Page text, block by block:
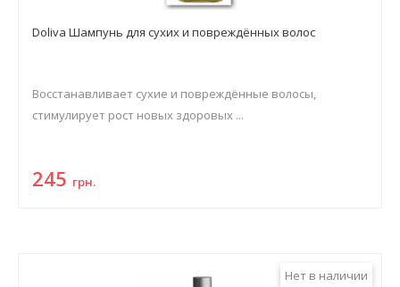
Doliva Шампунь для сухих и повреждённых волос
Восстанавливает сухие и повреждённые волосы,
стимулирует рост новых здоровых ...
245 грн.
Нет в наличии